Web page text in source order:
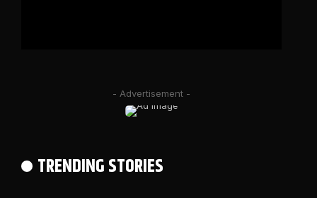
- Advertisement -
TRENDING STORIES